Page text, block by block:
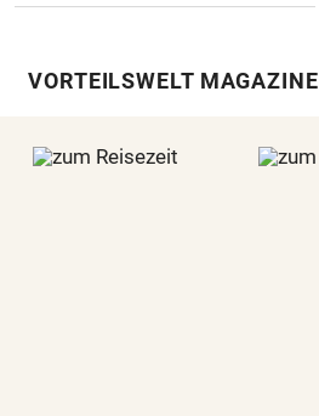
VORTEILSWELT MAGAZINE